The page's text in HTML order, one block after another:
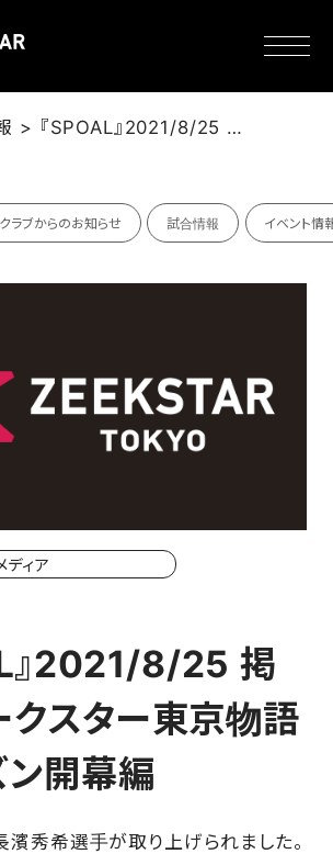
価格表）
方法
て
> 『SPOAL』2021/8/25 掲載：ジークスター東京物語 新シーズン開幕編
ディア
』2021/8/25 掲
クスター東京物語
ン開幕編
濱秀希選手が取り上げられました。
クラブからのお知らせ 試合情報 イベント情